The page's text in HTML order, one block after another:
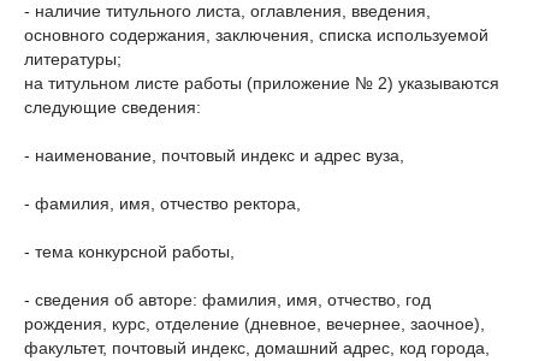
- наличие титульного листа, оглавления, введения,
основного содержания, заключения, списка используемой
литературы;
на титульном листе работы (приложение № 2) указываются
следующие сведения:
- наименование, почтовый индекс и адрес вуза,
- фамилия, имя, отчество ректора,
- тема конкурсной работы,
- сведения об авторе: фамилия, имя, отчество, год
рождения, курс, отделение (дневное, вечернее, заочное),
факультет, почтовый индекс, домашний адрес, код города,